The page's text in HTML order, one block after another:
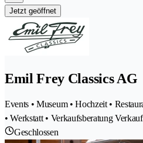
Jetzt geöffnet
Emil Frey Classics AG
Events • Museum • Hochzeit •
• Werkstatt • Verkaufsberatung
Geschlossen